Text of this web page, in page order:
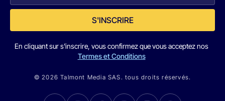
S'INSCRIRE
En cliquant sur s'inscrire, vous confirmez que vous acceptez nos
Termes et Conditions
© 2026 Talmont Media SAS. tous droits réservés.